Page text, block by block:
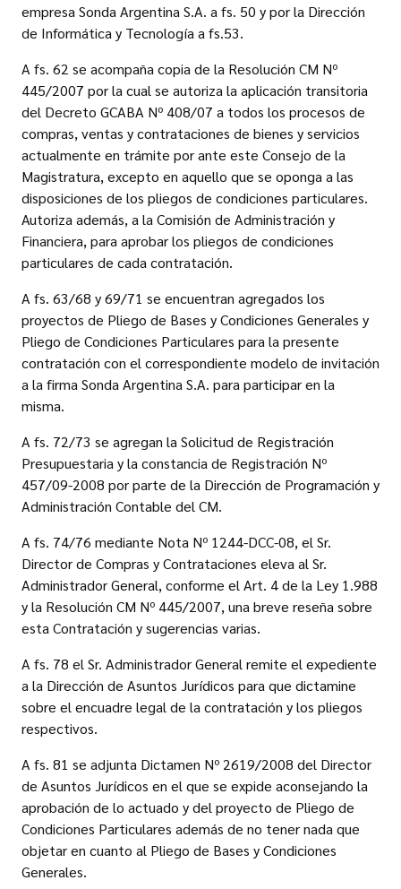
empresa Sonda Argentina S.A. a fs. 50 y por la Dirección
de Informática y Tecnología a fs.53.
A fs. 62 se acompaña copia de la Resolución CM Nº
445/2007 por la cual se autoriza la aplicación transitoria
del Decreto GCABA Nº 408/07 a todos los procesos de
compras, ventas y contrataciones de bienes y servicios
actualmente en trámite por ante este Consejo de la
Magistratura, excepto en aquello que se oponga a las
disposiciones de los pliegos de condiciones particulares.
Autoriza además, a la Comisión de Administración y
Financiera, para aprobar los pliegos de condiciones
particulares de cada contratación.
A fs. 63/68 y 69/71 se encuentran agregados los
proyectos de Pliego de Bases y Condiciones Generales y
Pliego de Condiciones Particulares para la presente
contratación con el correspondiente modelo de invitación
a la firma Sonda Argentina S.A. para participar en la
misma.
A fs. 72/73 se agregan la Solicitud de Registración
Presupuestaria y la constancia de Registración Nº
457/09-2008 por parte de la Dirección de Programación y
Administración Contable del CM.
A fs. 74/76 mediante Nota Nº 1244-DCC-08, el Sr.
Director de Compras y Contrataciones eleva al Sr.
Administrador General, conforme el Art. 4 de la Ley 1.988
y la Resolución CM Nº 445/2007, una breve reseña sobre
esta Contratación y sugerencias varias.
A fs. 78 el Sr. Administrador General remite el expediente
a la Dirección de Asuntos Jurídicos para que dictamine
sobre el encuadre legal de la contratación y los pliegos
respectivos.
A fs. 81 se adjunta Dictamen Nº 2619/2008 del Director
de Asuntos Jurídicos en el que se expide aconsejando la
aprobación de lo actuado y del proyecto de Pliego de
Condiciones Particulares además de no tener nada que
objetar en cuanto al Pliego de Bases y Condiciones
Generales.